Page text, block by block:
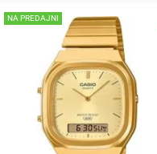
NA PREDAJNI